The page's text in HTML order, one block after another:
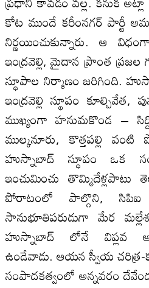
కోట ముందే కరీంనగర్‌ పార్టీ
నిర్ణయించుకున్నారు. ఆ
ఇంద్రవెల్లి, మైదాన ప్రాంత ప్రజల
స్థూపాల నిర్మాణం జరిగింది.
ఇంద్రవెల్లి స్థూపం
ముఖ్యంగా హనుమకొండ –
ముల్కనూరు, కొత్తపల్లి
హుస్నాబాద్‌ స్థూపం ఒక
ఇంచుమించు
పోరాటంలో పాల్గొని,
సానుభూతిపరుడుగా మేర
హుస్నాబాద్‌ లోనే విప్లవ
ఉండేవాడు. ఆయన స్వీయ చరిత్ర-
సంపాదకత్వంలో అన్నవరం